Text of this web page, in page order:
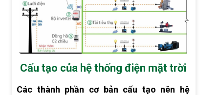
Cấu tạo của hệ thống điện mặt trời
Các thành phần cơ bản cấu tạo nên hệ